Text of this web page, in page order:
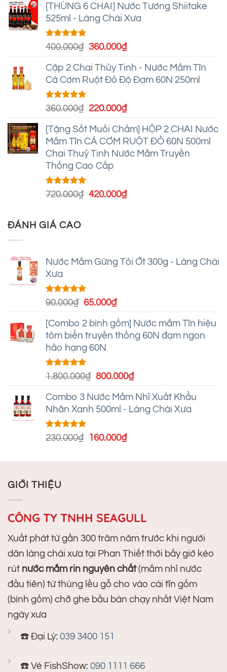
[THÙNG 6 CHAI] Nước Tương Shiitake
525ml - Làng Chài Xưa
Được xếp
hạng5.00
400.000₫ Giá
là:
400.000₫.
360.000₫Giá
tại
là:
Cặp 2 Chai Thủy Tinh - Nước Mắm Tĩn
Cá Cơm Ruột Đỏ Độ Đạm 60N 250ml
Được xếp
hạng4.95
360.000₫ Giá
là:
360.000₫.
220.000₫Giá
tại
là:
220.000₫.
[Tặng Sốt Muối Chấm] HỘP 2 CHAI Nước
Mắm Tĩn CÁ CƠM RUỘT ĐỎ 60N 500ml
Chai Thuỷ Tinh Nước Mắm Truyền
Thống Cao Cấp
Được xếp
hạng4.93
720.000₫ Giá
420.000₫Giá
ĐÁNH GIÁ CAO
Nước Mắm Gừng Tỏi Ớt 300g - Làng Chài
Xưa
Được xếp
5.00
90.000₫ Giá
là:
90.000₫.
65.000₫Giá
tại
là:
[Combo 2 bình gốm] Nước mắm Tĩn hiệu
tôm biển truyền thống 60N đạm ngon
hảo hạng 60N
Được xếp
1.800.000₫ Giá
là:
1.800.000₫.
800.000₫Giá
tại
là:
Combo 3 Nước Mắm Nhỉ Xuất Khẩu
Nhãn Xanh 500ml - Làng Chài Xưa
Được xếp
5.00
230.000₫ Giá
là:
160.000₫Giá
tại
GIỚI THIỆU
CÔNG TY TNHH SEAGULL
Xuất phát từ gần 300 trăm năm trước khi người
dân làng chài xưa tại Phan Thiết thời bấy giờ kéo
rút nước mắm rin nguyên chất(mắm nhỉ nước
đầu tiên) từ thùng lều gỗ cho vào cái tĩn gốm
(bình gốm) chở ghe bầu bán chạy nhất Việt Nam
ngày xưa
☎️ Đại Lý: 039 3400 151
☎️ Vé FishShow: 090 1111 666